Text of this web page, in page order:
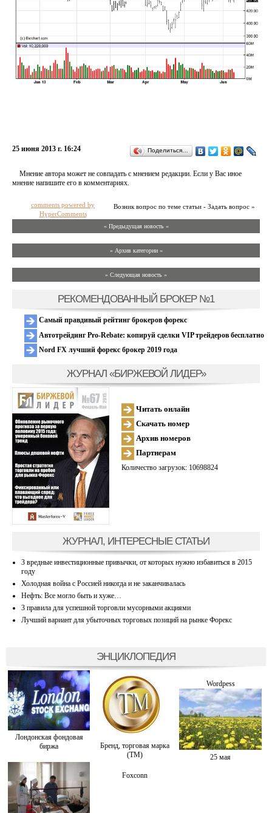
25 июня 2013 г. 16:24 Поделиться…
Мнение автора может не совпадать с мнением редакции. Если у Вас иное
мнение напишите его в комментариях.
Возник вопрос по теме статьи - Задать вопрос »
comments powered by
HyperComments
« Предыдущая новость «
» Архив категории «
» Следующая новость »
РЕКОМЕНДОВАННЫЙ БРОКЕР №1
Самый правдивый рейтинг брокеров форекс
Автотрейдинг Pro-Rebate: копируй сделки VIP трейдеров бесплатно
Nord FX лучший форекс брокер 2019 года
ЖУРНАЛ «БИРЖЕВОЙ ЛИДЕР»
Читать онлайн
Скачать номер
Архив номеров
Партнерам
Количество загрузок: 10698824
ЖУРНАЛ, ИНТЕРЕСНЫЕ СТАТЬИ
3 вредные инвестиционные привычки, от которых нужно избавиться в 2015
году
Холодная война с Россией никогда и не заканчивалась
Нефть: Все могло быть и хуже…
3 правила для успешной торговли мусорными акциями
Лучший вариант для убыточных торговых позиций на рынке Форекс
ЭНЦИКЛОПЕДИЯ
Лондонская фондовая
биржа
Бренд, торговая марка
(ТМ)
Wordpess
25 мая
Foxconn